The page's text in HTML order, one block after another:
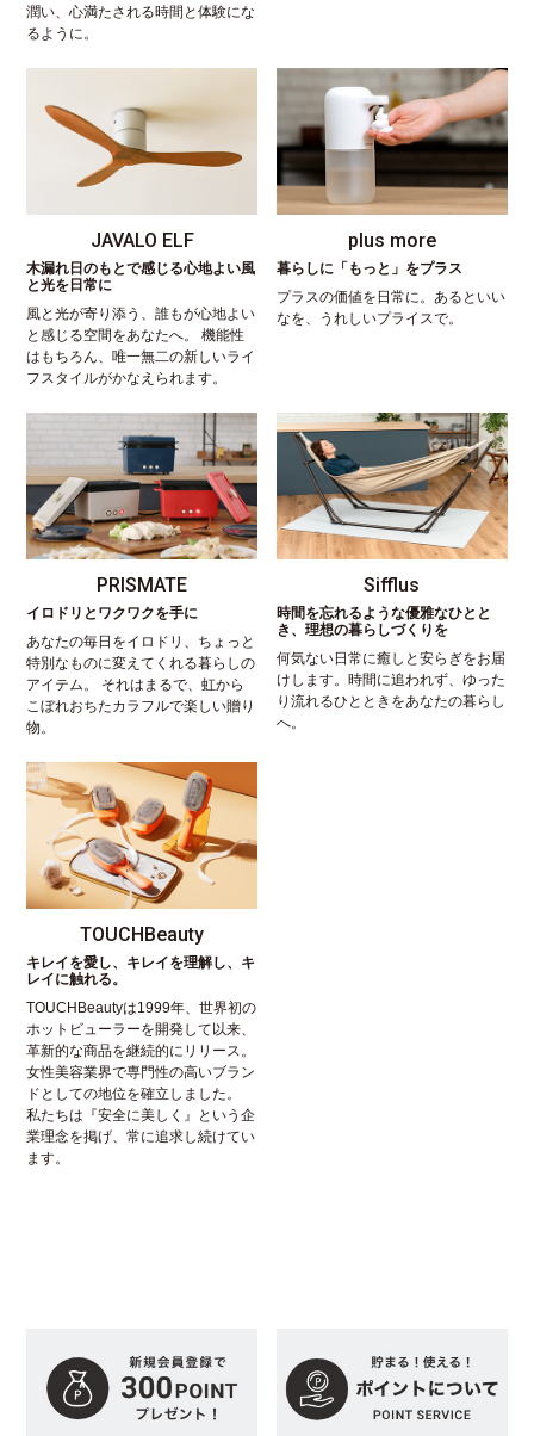
潤い、心満たされる時間と体験にな
るように。
JAVALO ELF
木漏れ日のもとで感じる心地よい風
と光を日常に
風と光が寄り添う、誰もが心地よい
と感じる空間をあなたへ。 機能性
はもちろん、唯一無二の新しいライ
フスタイルがかなえられます。
plus more
暮らしに「もっと」をプラス
プラスの価値を日常に。あるといい
なを、うれしいプライスで。
PRISMATE
イロドリとワクワクを手に
あなたの毎日をイロドリ、ちょっと
特別なものに変えてくれる暮らしの
アイテム。 それはまるで、虹から
こぼれおちたカラフルで楽しい贈り
物。
Sifflus
時間を忘れるような優雅なひとと
き、理想の暮らしづくりを
何気ない日常に癒しと安らぎをお届
けします。時間に追われず、ゆった
り流れるひとときをあなたの暮らし
へ。
TOUCHBeauty
キレイを愛し、キレイを理解し、キ
レイに触れる。
TOUCHBeautyは1999年、世界初の
ホットビューラーを開発して以来、
革新的な商品を継続的にリリース。
女性美容業界で専門性の高いブラン
ドとしての地位を確立しました。
私たちは『安全に美しく』という企
業理念を掲げ、常に追求し続けてい
ます。